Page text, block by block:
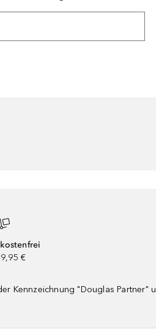
€
Kennzeichnung "Douglas